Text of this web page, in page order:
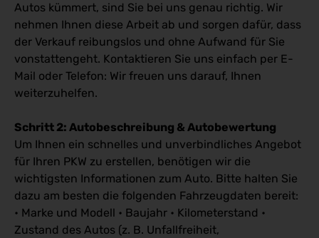
Autos kümmert, sind Sie bei uns genau richtig. Wir
nehmen Ihnen diese Arbeit ab und sorgen dafür, dass
der Verkauf reibungslos und ohne Aufwand für Sie
vonstattengeht. Kontaktieren Sie uns einfach per E-
Mail oder Telefon: Wir freuen uns darauf, Ihnen
weiterzuhelfen.
Schritt 2: Autobeschreibung & Autobewertung
Um Ihnen ein schnelles und unverbindliches Angebot
für Ihren PKW zu erstellen, benötigen wir die
wichtigsten Informationen zum Auto. Bitte halten Sie
dazu am besten die folgenden Fahrzeugdaten bereit:
• Marke und Modell • Baujahr • Kilometerstand •
Zustand des Autos (z. B. Unfallfreiheit,